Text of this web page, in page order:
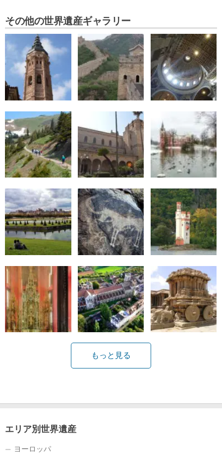
その他の世界遺産ギャラリー
もっと見る
エリア別世界遺産
ヨーロッパ